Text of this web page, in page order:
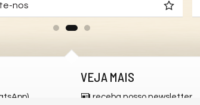
nos
VEJA MAIS
receba nosso newsletter